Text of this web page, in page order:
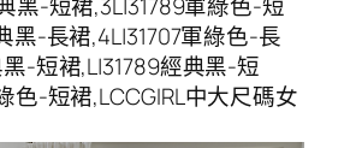
黑-長裙,4L|31707軍綠色-長
-短裙,L|31789經典黑-短
色-短裙,LCCGIRL中大尺碼女